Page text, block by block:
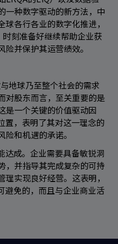
一种数字驱动的新方法，中
各行各业的数字化推进，
刻准备好继续帮助企业获
并保护其运营绩效。
地球乃至整个社会的需求
对股东而言，至关重要的是
是一个关键的价值驱动因
置，表明了其对这一理念的
险和机遇的承诺。
达成。企业需要具备敏锐洞
，并指导其完成复杂的可持
实现良好经营。 这表明，
避免的，而且与企业商业活